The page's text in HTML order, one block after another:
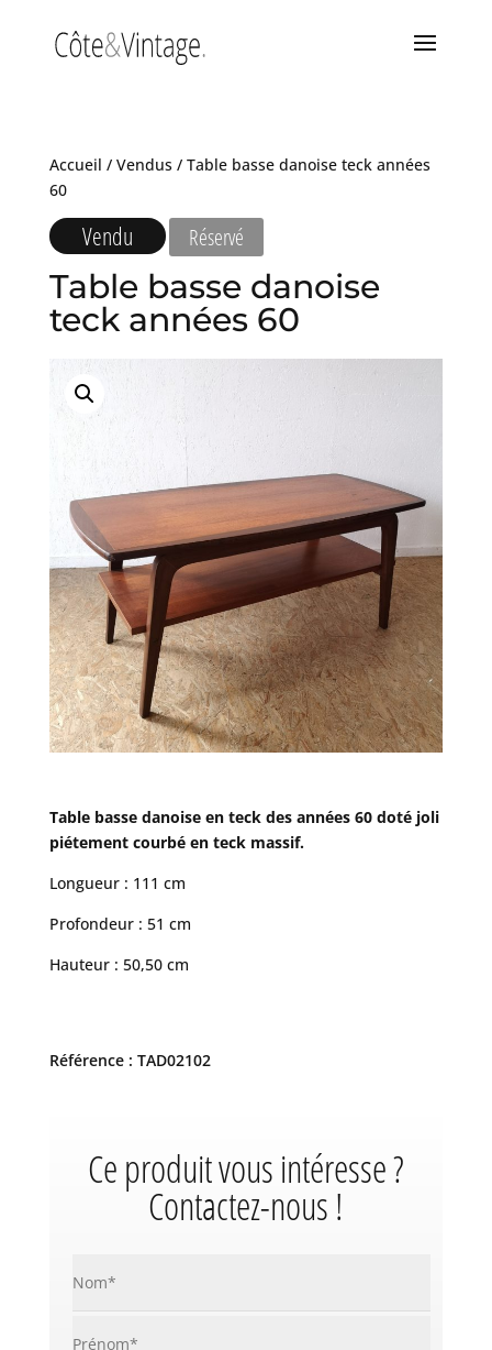
Accueil / Vendus/ Table basse danoise teck années
60
Vendu Réservé
Table basse danoise
teck années 60
Table basse danoise en teck des années 60 doté joli
piétement courbé en teck massif.
Longueur : 111 cm
Profondeur : 51 cm
Hauteur : 50,50 cm
Référence : TAD02102
Ce produit vous intéresse ?
Contactez-nous !